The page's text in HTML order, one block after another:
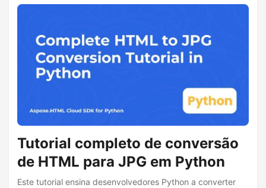
Tutorial completo de conversão
de HTML para JPG em Python
Este tutorial ensina desenvolvedores Python a converter